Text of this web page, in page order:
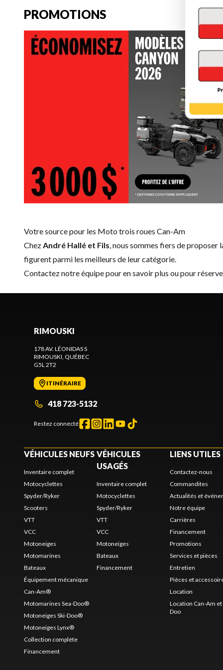
PROMOTIONS
Votre source pour les Moto trois roues Can-Am
ChezAndré Hallé et Fils, nous sommes fiers de proposer
figurent parmi les meilleurs de leur catégorie.
Contactez notre équipepour en savoir plus ou pour
RIMOUSKI
178 AV. LÉONIDAS S
RIMOUSKI, QUÉBEC
G5L 2T2
ITINÉRAIRE
418 723-5132
Restez connecté
VÉHICULES NEUFS
Inventaire complet
Motocyclettes
Spyder/Ryker
Scooters
VTT
VCC
Motoneiges
Motomarines
Bateaux
Équipement mécanique
Can-Am®
Motomarines Sea-Doo®
Motoneiges Ski-Doo®
Motoneiges Lynx®
Collection complète
Financement
VÉHICULES
USAGÉS
Inventaire complet
Motocyclettes
Spyder/Ryker
VTT
VCC
Motoneiges
Bateaux
Financement
LIENS UTILES
Contactez-nous
Commandites
Actualités et
Notre équipe
Carrières
Financement
Promotions
Services et pièces
Entretien
Pièces et
Location
Location Can-Am et
Doo